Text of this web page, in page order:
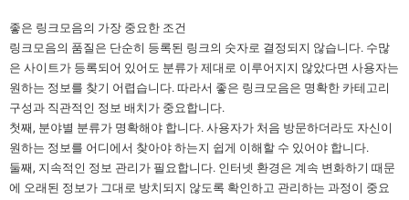
좋은 링크모음의 가장 중요한 조건
링크모음의 품질은 단순히 등록된 링크의 숫자로 결정되지 않습니다. 수많
은 사이트가 등록되어 있어도 분류가 제대로 이루어지지 않았다면 사용자는
원하는 정보를 찾기 어렵습니다. 따라서 좋은 링크모음은 명확한 카테고리
구성과 직관적인 정보 배치가 중요합니다.
첫째, 분야별 분류가 명확해야 합니다. 사용자가 처음 방문하더라도 자신이
원하는 정보를 어디에서 찾아야 하는지 쉽게 이해할 수 있어야 합니다.
둘째, 지속적인 정보 관리가 필요합니다. 인터넷 환경은 계속 변화하기 때문
에 오래된 정보가 그대로 방치되지 않도록 확인하고 관리하는 과정이 중요